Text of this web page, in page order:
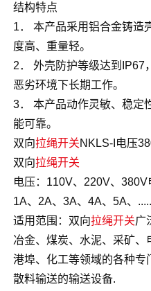
结构特点
1． 本产品采用铝合金铸造
度高、重量轻。
2． 外壳防护等级达到IP67
恶劣环境下长期工作。
3． 本产品动作灵敏、稳定
能可靠。
双向拉绳开关NKLS-I电压
双向拉绳开关
电压：110V、220V、380V
1A、2A、3A、4A、5A、
适用范围：双向拉绳开关广
冶金、煤炭、水泥、采矿、
港埠、化工等领域的各种专
散料输送的输送设备.